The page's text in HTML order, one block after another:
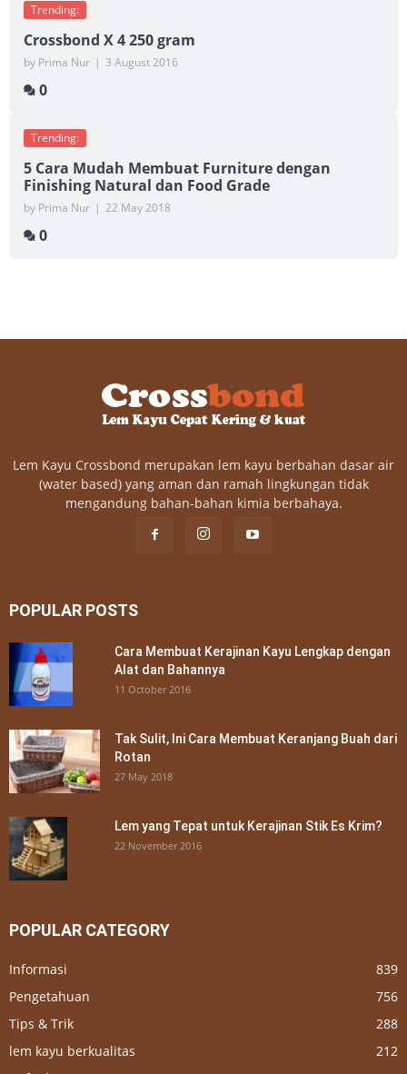
Trending:
Crossbond X 4 250 gram
by Prima Nur | 3 August 2016
0
Trending:
5 Cara Mudah Membuat Furniture dengan
Finishing Natural dan Food Grade
by Prima Nur | 22 May 2018
0
Lem Kayu Crossbond merupakan lem kayu berbahan dasar air
(water based) yang aman dan ramah lingkungan tidak
mengandung bahan-bahan kimia berbahaya.
POPULAR POSTS
Cara Membuat Kerajinan Kayu Lengkap dengan
Alat dan Bahannya
11 October 2016
Tak Sulit, Ini Cara Membuat Keranjang Buah dari
Rotan
27 May 2018
Lem yang Tepat untuk Kerajinan Stik Es Krim?
22 November 2016
POPULAR CATEGORY
Informasi
839
Pengetahuan
756
Tips & Trik
288
lem kayu berkualitas
212